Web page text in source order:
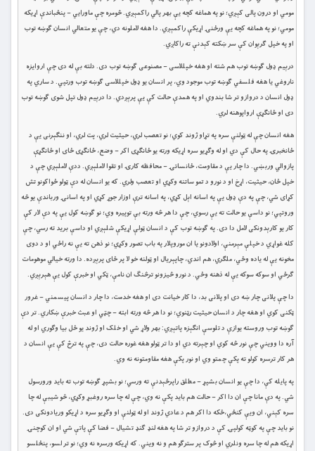
مومي او درون پالی کېږي؛ نو په هماغه کچه یې بهر پالي راکمېږي. څومره چې ماورايي – پنځباندې اړیکه
مومي؛ نو په هماغه کچه يې ورځنۍ اړیکې راکمېږي. دا هغه لاملونه دي، چې یو متعالي انسان ګوښه توب
او په خپل ګرېوان کې سر ښکته کېدنې ته راکاږي.
درېیم ډول ګوښه توب هم شته او هغه خپللاسی – مصنوعی ګوښه توب دی. دلته بې له دی چې اروایزه
ناروغي یا هغه فلسفي ګوښه توب موجود وي، پر انسان یو ډول خپللاسی ګوښه توب ورتپي. د ساري په
ډول انسان د دروازو تر شا بندوي او په همدې حالت کې یې پرېږدي. دا درېیم ډول تپل شوی ګوښه توب
دی او ځانګړې ارواپوهنه لري.
هغه انسان چې له ټولنې سره په تړاو ژوند کوي؛ نو تعصب لري، حیثیت لري، پت لري، او ننګېرنی یې د
ځانخبرۍ په حال کې دي او له وګړیو سره اړیکه ورته یو ځانګړی اکر – وضع، ځانګړی ځای او ځانګړې
پازوالي وربښي. دا چار یې د مقاومت، ځانساتۍ – محافظه کارۍ او تقوا لاملېږي. ددې لاملېږي چې د
خپل ځان، حیثیت، اړخ او د نورو د تمو ساتنه وکړي او تعصب ولري. که یو انسان له دې ټولو ځواکونو تش
کړای شي، چې په دې ډول یې په اسانه اېل کړي، په اسانه ترې اوزار جوړ کړي او په اسانۍ ورباندې یو څه
وروتپي؛ نو داسې یو حالت ته یې رسوي، چې دا هر څه ورته بې توپیره وي؛ نو ګوښه کول يې په دې لار کې
کار یو کارېدونکی لامل دا دی. په ګوښه توب کې د انسان ټولې اړیکې شلېږي او داسې برید ته رسي، چې
کله غواړي د خپلې مېرمنې، اولادونو یا ان موروپلار په باب تصور وکړي؛ نو ذهن ته یې نه راځي او د دوی
مخونه یې له یاده وځي، ملګري، هم اندي، چاپېریال او ټولنه خو لا پر ځای پرېږده. دا ورته خيالي موهومات
ګرځي او سوکه سوکه يې له ذهنه وځي. د نورو څیزونو ترڅنګ ان نامې، ټکي او خبرې کول یې هېرېږي.
دا چې پلانی چار ښه دی او پلانی بد، دا کار خیانت دی او هغه خدمت، دا چار د انسان پیسمني – غرور
ټکنی کوي او هغه چار د انسان حیثیت رټنوي؛ نو دا هر څه ورته ابته – چټي او عبث خبرې ښکاري. تر دې
ګوښه توب وروسته یوازې د تلوسې انګېزه پاتېږي: بهر ولاړ شي او خلک او ژوند یو ځل بیا وګوري او له
آره دا وویني چې نور څه کوي او چېرته دي او دا تر ټولو هغه غوره حالت دی، چې په ترڅ کې یې انسان د
هر کار ترسره کولو ته پکې چمتو وي او نور پکې هغه مقاومتونه نه وي.
په پایله کې، دا چې یو انسان بشپړ – مطلق راپرځېدنې ته ورسي؛ نو بشپړ ګوښه توب ته باید ورورسول
شي. په دې مانا چې ان دا اکر – حالت هم باید پکې نه وي، چې له چا سره روغبړ وکړي، څو شیبې له چا
سره کېني، ان ويې کنځي،ځکه دا اکر هم د عادي ژوند او له ټولنې او وګړیو سره د اړیکو وریادونکی دی.
نو باید چې په کوټه کولپۍ کې د دروازو تر شا په هغه لنډ ګنډ تشیال – فضا کې پاتې شي او ان کوچنۍ
اړیکه هم له چا سره ونلري او څوک پر سترګو هم و نه ویني. که اړیکه ورسره نه وي؛ نو تر لسو، پنځلسو